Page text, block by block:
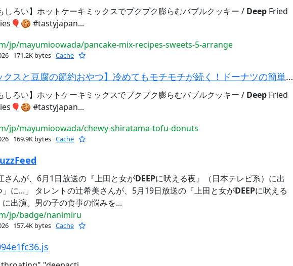
しろい】ホットケーキミックスでプクプク膨らむバブルクッキー / Deep Fried
#tastyjapan...
jp/mayumioowada/pancake-mix-recipes-sweets-5-arrange
171.2K bytes Cache
【ホットケーキミックスと豆腐の節約おやつ】冷めてもモチモチが続く！ドーナツの簡単レシピ・作り方...
しろい】ホットケーキミックスでプクプク膨らむバブルクッキー / Deep Fried
#tastyjapan...
jp/mayumioowada/chewy-shiratama-tofu-donuts
169.9K bytes Cache
さんが、6月1日放送の『上田と女がDEEPに吠える夜』（日本テレビ系）に出
に...」 タレントの辻希美さんが、5月19日放送の『上田と女がDEEPに吠える
出演。男の子の食事の悩みを...
jp/badge/nanimiru
157.4K bytes Cache